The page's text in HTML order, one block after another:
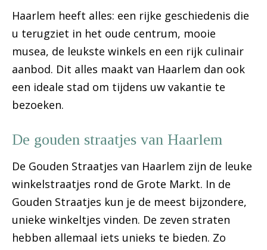
Haarlem heeft alles: een rijke geschiedenis die
u terugziet in het oude centrum, mooie
musea, de leukste winkels en een rijk culinair
aanbod. Dit alles maakt van Haarlem dan ook
een ideale stad om tijdens uw vakantie te
bezoeken.
De gouden straatjes van Haarlem
De Gouden Straatjes van Haarlem zijn de leuke
winkelstraatjes rond de Grote Markt. In de
Gouden Straatjes kun je de meest bijzondere,
unieke winkeltjes vinden. De zeven straten
hebben allemaal iets unieks te bieden. Zo